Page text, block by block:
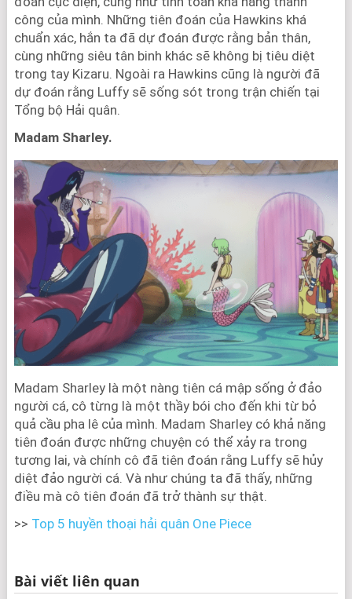
công của mình. Những tiên đoán của Hawkins khá
chuẩn xác, hắn ta đã dự đoán được rằng bản thân,
cùng những siêu tân binh khác sẽ không bị tiêu diệt
trong tay Kizaru. Ngoài ra Hawkins cũng là người đã
dự đoán rằng Luffy sẽ sống sót trong trận chiến tại
Tổng bộ Hải quân.
Madam Sharley.
Madam Sharley là một nàng tiên cá mập sống ở đảo
người cá, cô từng là một thầy bói cho đến khi từ bỏ
quả cầu pha lê của mình. Madam Sharley có khả năng
tiên đoán được những chuyện có thể xảy ra trong
tương lai, và chính cô đã tiên đoán rằng Luffy sẽ hủy
diệt đảo người cá. Và như chúng ta đã thấy, những
điều mà cô tiên đoán đã trở thành sự thật.
>> Top 5 huyền thoại hải quân One Piece
Bài viết liên quan